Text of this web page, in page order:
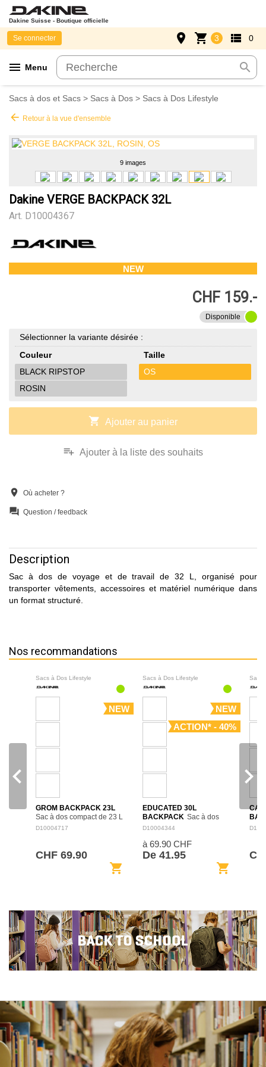
Dakine Suisse - Boutique officielle
menu Menu search
Se connecter place shopping_cart 3 view_list 0
Sacs à dos et Sacs > Sacs à Dos > Sacs à Dos Lifestyle
arrow_back Retour à la vue d'ensemble
9 images
Dakine VERGE BACKPACK 32L
Art. D10004367
NEW
CHF 159.-
Disponible
Sélectionner la variante désirée :
Couleur
BLACK RIPSTOP
ROSIN
Taille
OS
shopping_cart Ajouter au panier
playlist_add Ajouter à la liste des souhaits
location_on Où acheter ?
question_answer Question / feedback
Description
Sac à dos de voyage et de travail de 32 L, organisé pour
transporter vêtements, accessoires et matériel numérique dans
un format structuré.
Nos recommandations
Sacs à Dos Lifestyle
NEW
GROM BACKPACK 23L
Sac à dos compact de 23 L
adapté aux jeunes
l’école, les sorties et les
D10004717
CHF 69.90
shopping_cart
Sacs à Dos Lifestyle
NEW
ACTION* - 40%
EDUCATED 30L
BACKPACK Sac à dos
spacieux de 30 L pensé
déplacements quotidiens.
Son organisation intérieure
D10004344
à 69.90 CHF
De 41.95
shopping_cart
Sacs
à
navigate_before navigate_next